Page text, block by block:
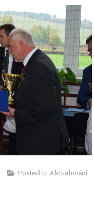
Posted inAktualności,